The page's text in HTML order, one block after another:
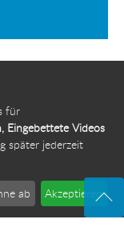
für
Eingebettete Videos
später jederzeit
ab Akzeptieren